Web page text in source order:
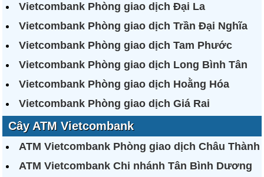
Vietcombank Phòng giao dịch Đại La
Vietcombank Phòng giao dịch Trần Đại Nghĩa
Vietcombank Phòng giao dịch Tam Phước
Vietcombank Phòng giao dịch Long Bình Tân
Vietcombank Phòng giao dịch Hoằng Hóa
Vietcombank Phòng giao dịch Giá Rai
Cây ATM Vietcombank
ATM Vietcombank Phòng giao dịch Châu Thành
ATM Vietcombank Chi nhánh Tân Bình Dương